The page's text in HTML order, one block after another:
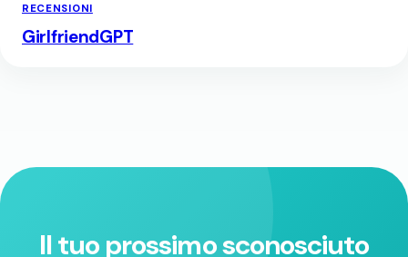
RECENSIONI
GirlfriendGPT
Il tuo prossimo sconosciuto